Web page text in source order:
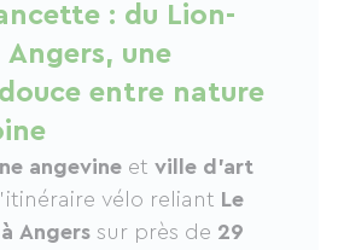
: du Lion-
Angers, une
entre nature
angevine et ville d’art
vélo reliant Le
Angers sur près de 29